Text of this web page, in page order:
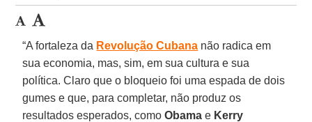
“A fortaleza da Revolução Cubana não radica em
sua economia, mas, sim, em sua cultura e sua
política. Claro que o bloqueio foi uma espada de dois
gumes e que, para completar, não produz os
resultados esperados, comoObama e Kerry